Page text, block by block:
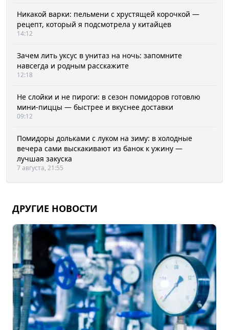
Никакой варки: пельмени с хрустящей корочкой —
рецепт, который я подсмотрела у китайцев
14:12
Зачем лить уксус в унитаз на ночь: запомните
навсегда и родным расскажите
12:18
Не слойки и не пироги: в сезон помидоров готовлю
мини-пиццы — быстрее и вкуснее доставки
09:12
Помидоры дольками с луком на зиму: в холодные
вечера сами выскакивают из банок к ужину —
лучшая закуска
7 августа, 21:55
ДРУГИЕ НОВОСТИ